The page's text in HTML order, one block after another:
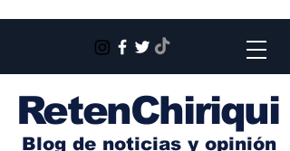
RetenChiriqui
Blog de noticias y opinión